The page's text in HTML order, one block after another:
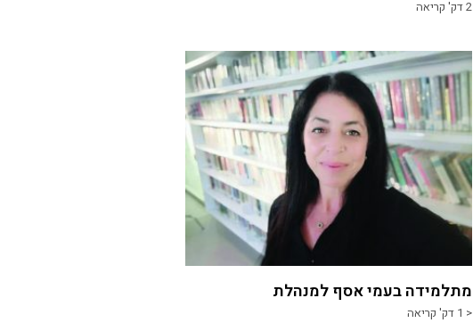
2דק' קריאה
מתלמידה בעמי אסף למנהלת
< 1 דק' קריאה